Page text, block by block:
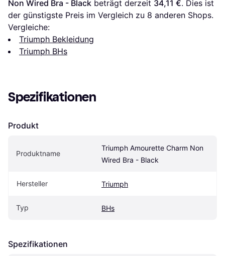
Non Wired Bra - Black beträgt derzeit 34,11 €. Dies ist
der günstigste Preis im Vergleich zu 8 anderen Shops.
Vergleiche:
Triumph Bekleidung
Triumph BHs
Spezifikationen
Produkt
Produktname
Triumph Amourette Charm Non
Wired Bra - Black
Hersteller Triumph
Typ BHs
Spezifikationen